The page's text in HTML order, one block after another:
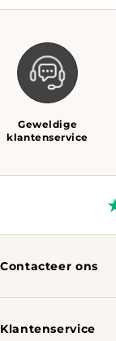
Geweldige
klantenservice
Contacteer ons
Klantenservice